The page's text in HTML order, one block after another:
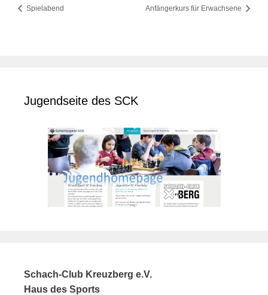
Spielabend Anfängerkurs für Erwachsene
Jugendseite des SCK
Schach-Club Kreuzberg e.V.
Haus des Sports